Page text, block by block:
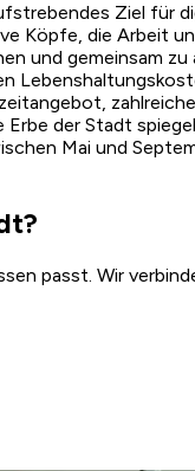
Ziel für
Köpfe, die Arbeit
und gemeinsam
der Stadt
Mai und
passt. Wir